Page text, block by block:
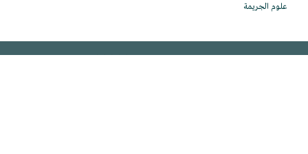
علوم الجريمة